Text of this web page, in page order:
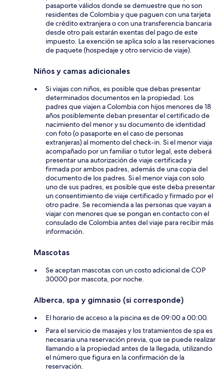
pasaporte válidos donde se demuestre que no son
residentes de Colombia y que paguen con una tarjeta
de crédito extranjera o con una transferencia bancaria
desde otro país estarán exentas del pago de este
impuesto. La exención se aplica solo a las reservaciones
de paquete (hospedaje y otro servicio de viaje).
Niños y camas adicionales
Si viajas con niños, es posible que debas presentar
determinados documentos en la propiedad. Los
padres que viajen a Colombia con hijos menores de 18
años posiblemente deban presentar el certificado de
nacimiento del menor y su documento de identidad
con foto (o pasaporte en el caso de personas
extranjeras) al momento del check-in. Si el menor viaja
acompañado por un familiar o tutor legal, este deberá
presentar una autorización de viaje certificada y
firmada por ambos padres, además de una copia del
documento de los padres. Si el menor viaja con solo
uno de sus padres, es posible que este deba presentar
un consentimiento de viaje certificado y firmado por el
otro padre. Se recomienda a las personas que vayan a
viajar con menores que se pongan en contacto con el
consulado de Colombia antes del viaje para recibir más
información.
Mascotas
Se aceptan mascotas con un costo adicional de COP
30000 por mascota, por noche.
Alberca, spa y gimnasio (si corresponde)
El horario de acceso a la piscina es de 09:00 a 00:00.
Para el servicio de masajes y los tratamientos de spa es
necesaria una reservación previa, que se puede realizar
llamando a la propiedad antes de la llegada, utilizando
el número que figura en la confirmación de la
reservación.